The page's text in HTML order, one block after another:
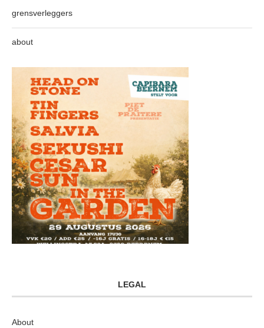
grensverleggers
about
LEGAL
About